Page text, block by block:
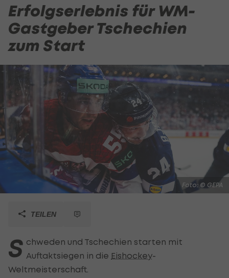
Erfolgserlebnis für WM-
Gastgeber Tschechien
zum Start
Foto: © GEPA
TEILEN
S chweden und Tschechien starten mit
Auftaktsiegen in die Eishockey-
Weltmeisterschaft.